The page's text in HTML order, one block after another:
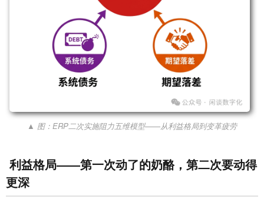
▲ 图：ERP二次实施阻力五维模型——从利益格局到变革疲劳
利益格局——第一次动了的奶酪，第二次要动得
更深